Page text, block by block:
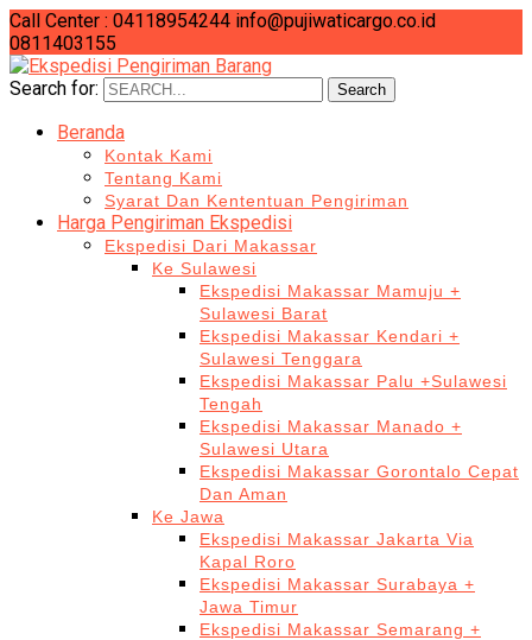
Call Center : 04118954244 info@pujiwaticargo.co.id
0811403155
Search for:
Search
Beranda
Kontak Kami
Tentang Kami
Syarat Dan Kententuan Pengiriman
Harga Pengiriman Ekspedisi
Ekspedisi Dari Makassar
Ke Sulawesi
Ekspedisi Makassar Mamuju +
Sulawesi Barat
Ekspedisi Makassar Kendari +
Sulawesi Tenggara
Ekspedisi Makassar Palu +Sulawesi
Tengah
Ekspedisi Makassar Manado +
Sulawesi Utara
Ekspedisi Makassar Gorontalo Cepat
Dan Aman
Ke Jawa
Ekspedisi Makassar Jakarta Via
Kapal Roro
Ekspedisi Makassar Surabaya +
Jawa Timur
Ekspedisi Makassar Semarang +